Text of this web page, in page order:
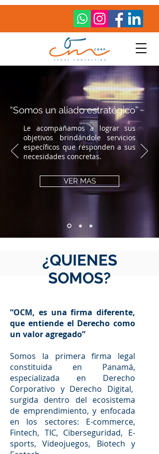
¿QUIENES
SOMOS?
VER MAS
Le acompañamos a lograr sus
objetivos brindándole servicios
específicos que responden a sus
necesidades concretas.
“Somos un aliado estratégico”
“OCM, es una firma diferente,
que entiende el Derecho como
un valor agregado”
Somos la primera firma legal
constituida en Panamá,
especializada en Derecho
Corporativo y Derecho Digital,
surgida dentro del ecosistema
de emprendimiento, y enfocada
en los sectores: E-commerce,
Fintech, TIC, Ciberseguridad, E-
sports, Videojuegos, Biotech y